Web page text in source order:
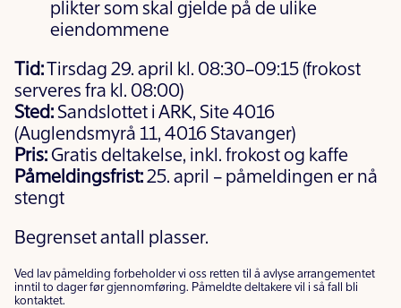
plikter som skal gjelde på de ulike
eiendommene
Tid: Tirsdag 29. april kl. 08:30–09:15 (frokost
serveres fra kl. 08:00)
Sted: Sandslottet i ARK, Site 4016
(Auglendsmyrå 11, 4016 Stavanger)
Pris: Gratis deltakelse, inkl. frokost og kaffe
Påmeldingsfrist: 25. april – påmeldingen er nå
stengt
Begrenset antall plasser.
Ved lav påmelding forbeholder vi oss retten til å avlyse arrangementet
inntil to dager før gjennomføring. Påmeldte deltakere vil i så fall bli
kontaktet.